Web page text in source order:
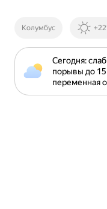
Колумбус
Сегодня:
порывы до 15
переменная
осадков